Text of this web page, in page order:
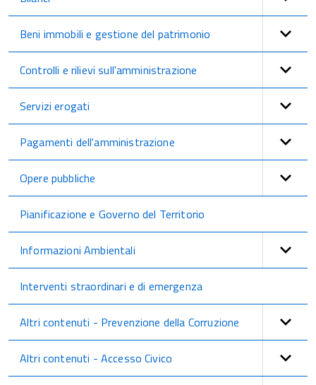
Beni immobili e gestione del patrimonio
Controlli e rilievi sull'amministrazione
Servizi erogati
Pagamenti dell'amministrazione
Opere pubbliche
Pianificazione e Governo del Territorio
Informazioni Ambientali
Interventi straordinari e di emergenza
Altri contenuti - Prevenzione della Corruzione
Altri contenuti - Accesso Civico